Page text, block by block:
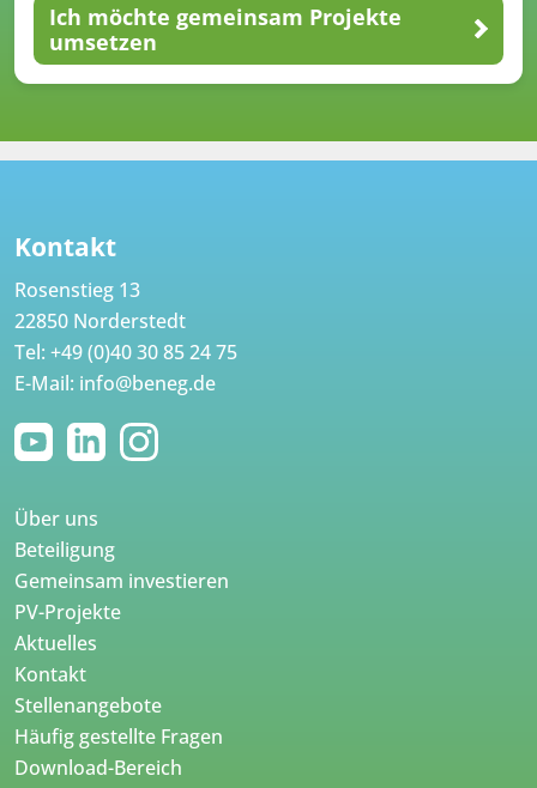
Ich möchtegemeinsam Projekte
umsetzen
Kontakt
Rosenstieg 13
22850 Norderstedt
Tel: +49 (0)40 30 85 24 75
E-Mail: info@beneg.de
Über uns
Beteiligung
Gemeinsam investieren
PV-Projekte
Aktuelles
Kontakt
Stellenangebote
Häufig gestellte Fragen
Download-Bereich